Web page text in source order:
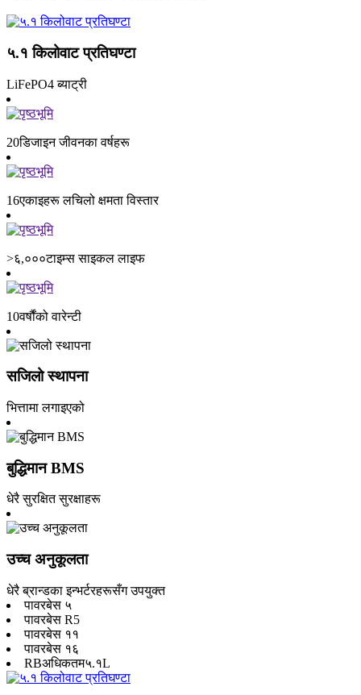
५.१ किलोवाट प्रतिघण्टा
LiFePO4 ब्याट्री
20डिजाइन जीवनका वर्षहरू
16एकाइहरू लचिलो क्षमता विस्तार
>६,०००टाइम्स साइकल लाइफ
10वर्षौंको वारेन्टी
सजिलो स्थापना
भित्तामा लगाइएको
बुद्धिमान BMS
धेरै सुरक्षित सुरक्षाहरू
उच्च अनुकूलता
धेरै ब्रान्डका इन्भर्टरहरूसँग उपयुक्त
पावरबेस ५
पावरबेस R5
पावरबेस ११
पावरबेस १६
RBअधिकतम५.१L